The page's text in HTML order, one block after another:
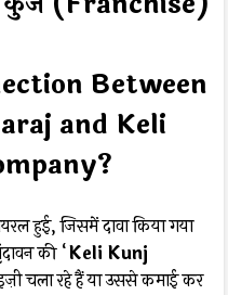
Between
and Keli
हुई, जिसमें दावा किया गया
की “Keli Kunj
चला रहे हैं या उससे कमाई कर